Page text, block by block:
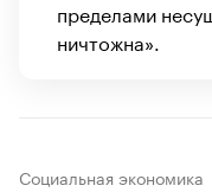
пределами
ничтожна».
Социальная экономика